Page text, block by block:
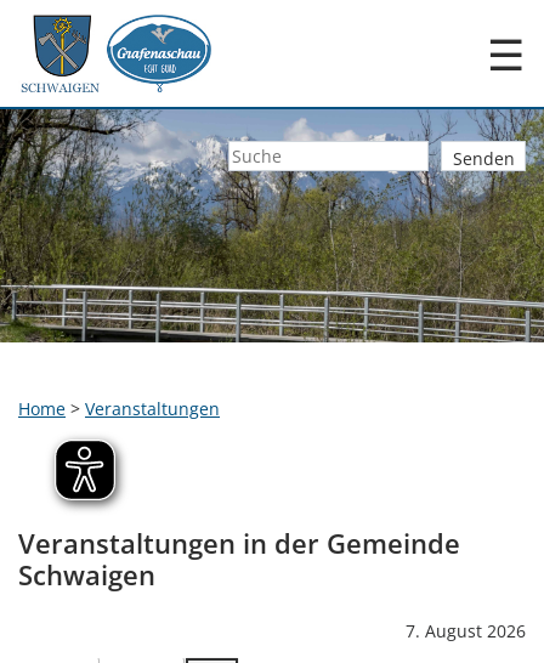
☰
Home > Veranstaltungen
Veranstaltungen in der Gemeinde
Schwaigen
7. August 2026